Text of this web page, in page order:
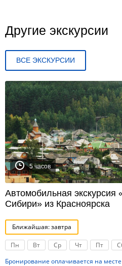
Другие экскурсии
ВСЕ ЭКСКУРСИИ
5 часов
Автомобильная экскурсия
Сибири» из Красноярска
Ближайшая: завтра
Пн Вт Ср Чт Пт
Бронирование оплачивается на месте